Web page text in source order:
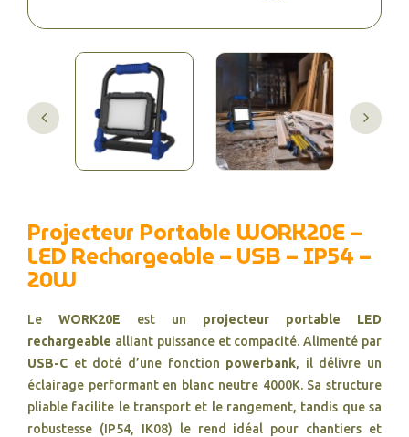
Projecteur Portable WORK20E –
LED Rechargeable – USB – IP54 –
20W
Le WORK20E est un projecteur portable LED
rechargeable alliant puissance et compacité. Alimenté par
USB-C et doté d’une fonction powerbank, il délivre un
éclairage performant en blanc neutre 4000K. Sa structure
pliable facilite le transport et le rangement, tandis que sa
robustesse (IP54, IK08) le rend idéal pour chantiers et